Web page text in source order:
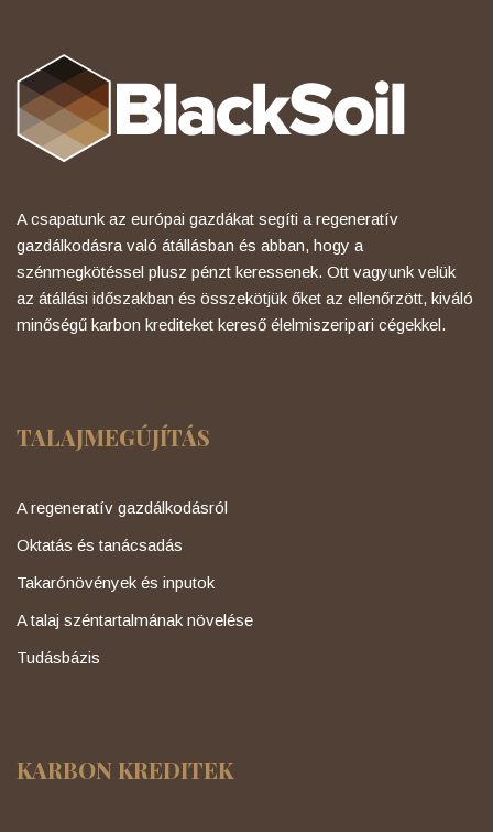
A csapatunk az európai gazdákat segíti a regeneratív
gazdálkodásra való átállásban és abban, hogy a
szénmegkötéssel plusz pénzt keressenek. Ott vagyunk velük
az átállási időszakban és összekötjük őket az ellenőrzött, kiváló
minőségű karbon krediteket kereső élelmiszeripari cégekkel.
TALAJMEGÚJÍTÁS
A regeneratív gazdálkodásról
Oktatás és tanácsadás
Takarónövények és inputok
A talaj széntartalmának növelése
Tudásbázis
KARBON KREDITEK